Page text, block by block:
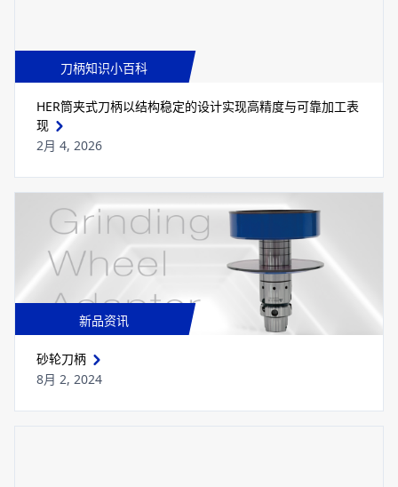
刀柄知识小百科
HER筒夹式刀柄以结构稳定的设计实现高精度与可靠加工表
现
2月 4, 2026
新品资讯
砂轮刀柄
8月 2, 2024